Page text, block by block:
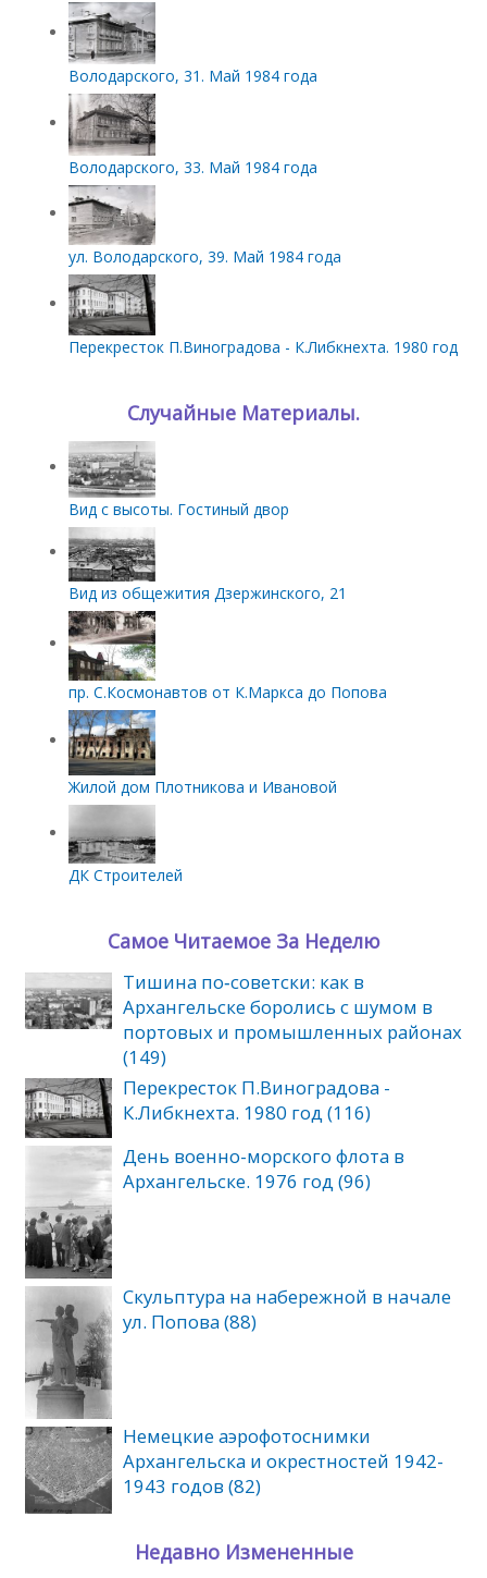
Володарского, 31. Май 1984 года
Володарского, 33. Май 1984 года
ул. Володарского, 39. Май 1984 года
Перекресток П.Виноградова - К.Либкнехта. 1980 год
Случайные Материалы.
Вид с высоты. Гостиный двор
Вид из общежития Дзержинского, 21
пр. С.Космонавтов от К.Маркса до Попова
Жилой дом Плотникова и Ивановой
ДК Строителей
Самое Читаемое За Неделю
Тишина по‑советски: как в
Архангельске боролись с шумом в
портовых и промышленных районах
(149)
Перекресток П.Виноградова -
К.Либкнехта. 1980 год (116)
День военно-морского флота в
Архангельске. 1976 год (96)
Скульптура на набережной в начале
ул. Попова (88)
Немецкие аэрофотоснимки
Архангельска и окрестностей 1942-
1943 годов (82)
Недавно Измененные